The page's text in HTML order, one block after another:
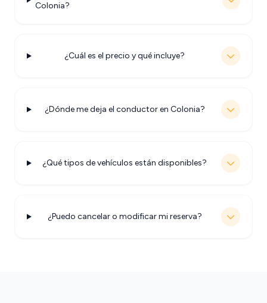
Colonia?
¿Cuál es el precio y qué incluye?
¿Dónde me deja el conductor en Colonia?
¿Qué tipos de vehículos están disponibles?
¿Puedo cancelar o modificar mi reserva?